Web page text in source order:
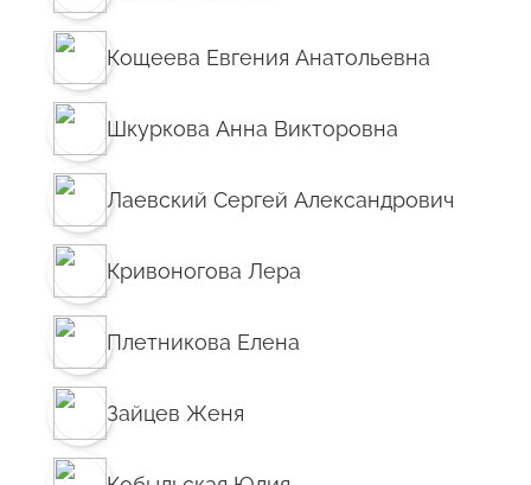
Кощеева Евгения Анатольевна
Шкуркова Анна Викторовна
Лаевский Сергей Александрович
Кривоногова Лера
Плетникова Елена
Зайцев Женя